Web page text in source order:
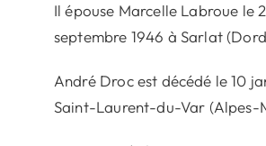
Il épouse Marcelle Labroue le
septembre 1946 à Sarlat
André Droc est décédé le 10
Saint-Laurent-du-Var (Alpes-